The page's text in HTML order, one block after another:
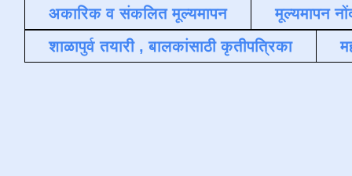
अकारिक व संकलित मूल्यमापन
मूल्यमापन
शाळापुर्व तयारी , बालकांसाठी कृतीपत्रिका